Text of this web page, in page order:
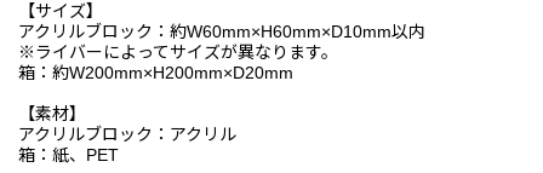
【サイズ】
アクリルブロック：約W60mm×H60mm×D10mm以内
※ライバーによってサイズが異なります。
箱：約W200mm×H200mm×D20mm
【素材】
アクリルブロック：アクリル
箱：紙、PET